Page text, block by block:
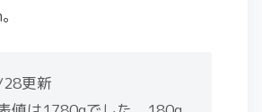
更新